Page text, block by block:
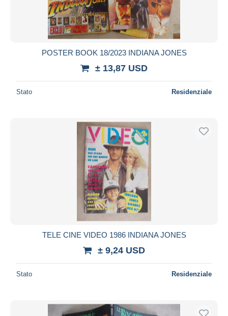
POSTER BOOK 18/2023 INDIANA JONES
± 13,87 USD
Stato Residenziale
TELE CINE VIDEO 1986 INDIANA JONES
± 9,24 USD
Stato Residenziale